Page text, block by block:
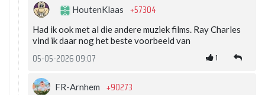
HoutenKlaas +57304
Had ik ook met al die andere muziek films. Ray Charles
vind ik daar nog het beste voorbeeld van
05-05-2026 09:07 1
FR-Arnhem +90273